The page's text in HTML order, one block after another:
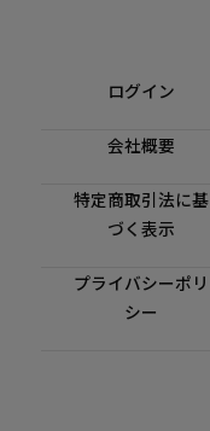
ログイン
会社概要
特定商取引法に基
づく表示
プライバシーポリ
シー